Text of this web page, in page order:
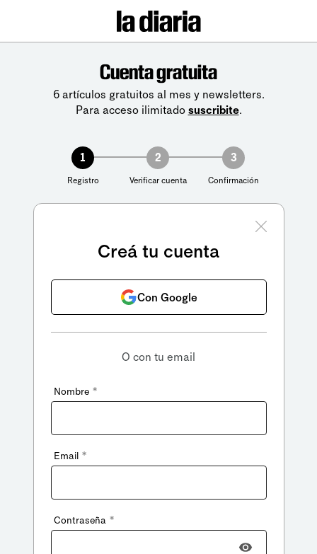
Cuenta gratuita
6 artículos gratuitos al mes y newsletters.
Para acceso ilimitado suscribite.
1
Registro
2
Verificar cuenta
3
Confirmación
Creá tu cuenta
Con Google
O con tu email
Nombre *
Email *
Contraseña *